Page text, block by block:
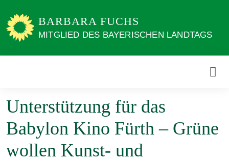
zum
Inhalt
BARBARA FUCHS
MITGLIED DES BAYERISCHEN LANDTAGS
Unterstützung für das
Babylon Kino Fürth – Grüne
wollen Kunst- und